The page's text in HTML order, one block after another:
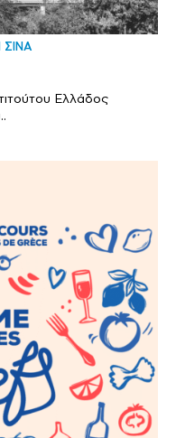
Ελλάδος